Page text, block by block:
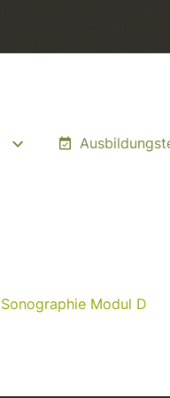
Sonographie Modul D